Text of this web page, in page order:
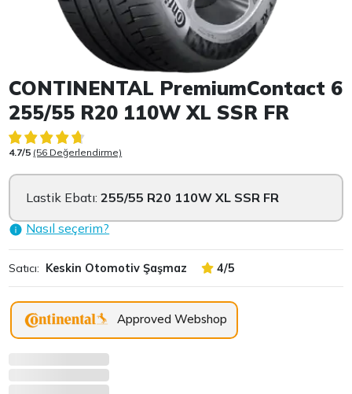
Item 1 of 1
CONTINENTAL PremiumContact 6
255/55 R20 110W XL SSR FR
4.7/5 (56 Değerlendirme)
Lastik Ebatı:255/55 R20 110W XL SSR FR
Nasıl seçerim?
Satıcı: Keskin Otomotiv Şaşmaz 4/5
Approved Webshop